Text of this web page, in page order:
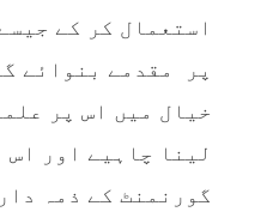
استعمال کر کے
پر مقدمے بنوائے
خیال میں اس پر
لینا چاہیے اور اس
گورنمنٹ کے ذمہ